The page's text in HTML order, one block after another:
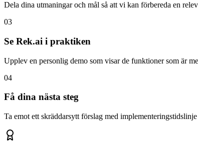
Dela dina utmaningar och mål så att vi kan förbereda en
03
Se Rek.ai i praktiken
Upplev en personlig demo som visar de funktioner som är
04
Få dina nästa steg
Ta emot ett skräddarsytt förslag med